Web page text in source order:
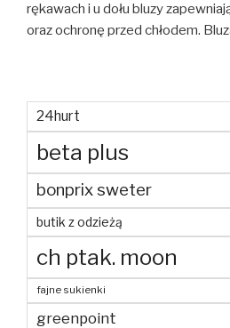
rękawach i u dołu bluzy
oraz ochronę przed chłodem.
24hurt
beta plus
bonprix sweter
butik z odzieżą
ch ptak. moon
fajne sukienki
greenpoint